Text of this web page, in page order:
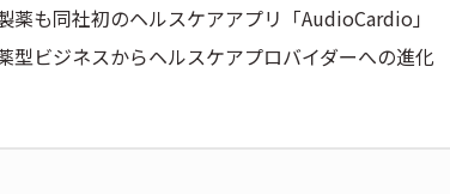
も同社初のヘルスケアアプリ「AudioCardio」
ビジネスからヘルスケアプロバイダーへの進化